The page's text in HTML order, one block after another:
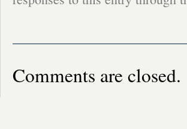
Comments are closed.